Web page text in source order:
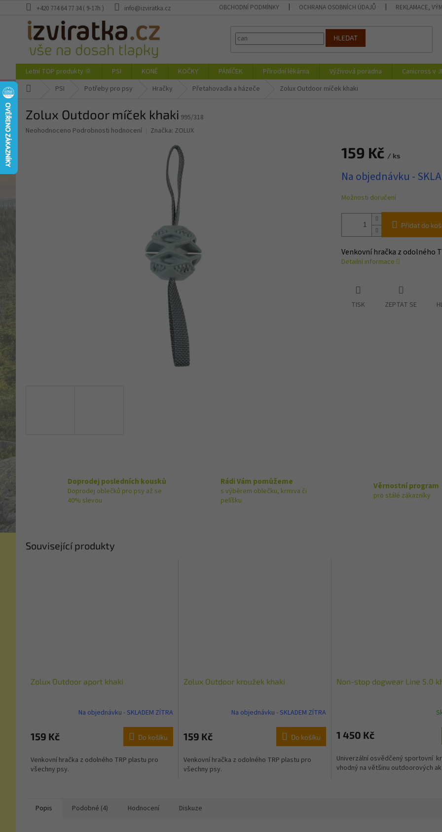
+420 774 64 77 34 ( 9-17h ) info@izviratka.cz OBCHODNÍ PODMÍNKY OCHRANA OSOBNÍCH ÚDAJŮ REKLAMACE,
HLEDAT
Letní TOP produkty 🌞 PSI KONĚ KOČKY PÁNÍČEK Přírodní lékárna Výživová poradna Canicross v
PSI Potřeby pro psy Hračky Přetahovadla a házeče Zolux Outdoor míček khaki
Zolux Outdoor míček khaki 995/318
Průměrné
Neohodnoceno Podrobnosti hodnocení Značka: ZOLUX
159 Kč / ks
cena:
Na objednávku -
Možnosti doručení
Přidat do
Venkovní hračka z odolného
Detailní informace
TISK ZEPTAT SE
Doprodej posledních kousků
Doprodej oblečků pro psy až se
40% slevou
Rádi Vám pomůžeme
s výběrem oblečku, krmiva či
pelíšku
Věrnostní program
pro stálé zákazníky
Související produkty
Zolux Outdoor aport khaki
Na objednávku - SKLADEM ZÍTRA
159 Kč Do košíku
Venkovní hračka z odolného TRP plastu pro
všechny psy.
Zolux Outdoor kroužek khaki
Na objednávku - SKLADEM ZÍTRA
159 Kč Do košíku
Venkovní hračka z odolného TRP plastu pro
všechny psy.
Non-stop dogwear Line 5.0
1 450 Kč
Univerzální osvědčený sportovní
vhodný na většinu outdoorových
Popis Podobné (4) Hodnocení Diskuze